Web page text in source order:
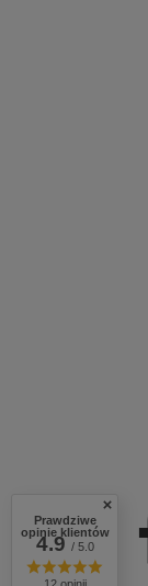
Prawdziwe
opinie klientów
4.9/ 5.0